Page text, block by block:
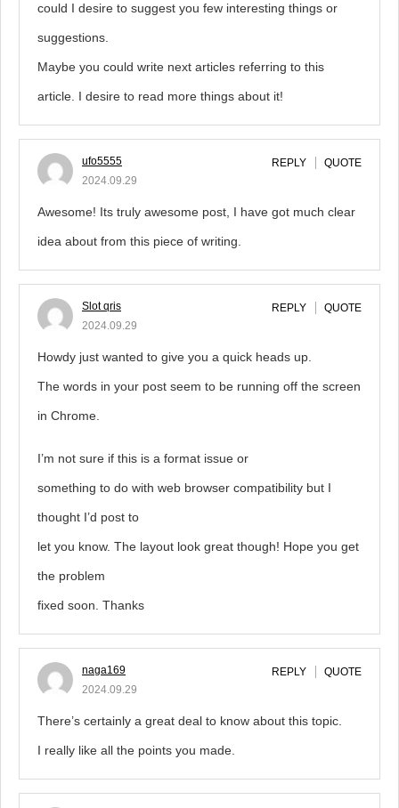
could I desire to suggest you few interesting things or
suggestions.
Maybe you could write next articles referring to this
article. I desire to read more things about it!
ufo5555
2024.09.29
REPLY QUOTE
Awesome! Its truly awesome post, I have got much clear
idea about from this piece of writing.
Slot qris
2024.09.29
REPLY QUOTE
Howdy just wanted to give you a quick heads up.
The words in your post seem to be running off the screen
in Chrome.
I’m not sure if this is a format issue or
something to do with web browser compatibility but I
thought I’d post to
let you know. The layout look great though! Hope you get
the problem
fixed soon. Thanks
naga169
2024.09.29
REPLY QUOTE
There’s certainly a great deal to know about this topic.
I really like all the points you made.